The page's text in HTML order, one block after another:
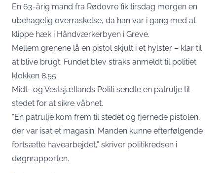
En 63-årig mand fra Rødovre fik tirsdag morgen en
ubehagelig overraskelse, da han var i gang med at
klippe hæk i Håndværkerbyen i Greve.
Mellem grenene lå en pistol skjult i et hylster – klar til
at blive brugt. Fundet blev straks anmeldt til politiet
klokken 8.55.
Midt- og Vestsjællands Politi sendte en patrulje til
stedet for at sikre våbnet.
“En patrulje kom frem til stedet og fjernede pistolen,
der var isat et magasin. Manden kunne efterfølgende
fortsætte havearbejdet,” skriver politikredsen i
døgnrapporten.